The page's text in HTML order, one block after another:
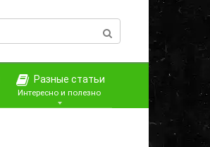
Разные статьи
Интересно и полезно